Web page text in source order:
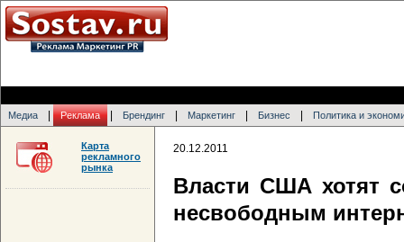
Медиа Реклама Брендинг Маркетинг Бизнес Политика и
20.12.2011
Власти США хотят
несвободным
Карта
рекламного
рынка